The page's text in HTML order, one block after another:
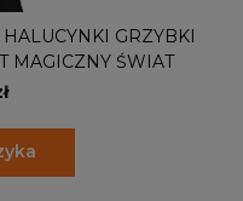
GRZYBKI
MAGICZNY ŚWIAT